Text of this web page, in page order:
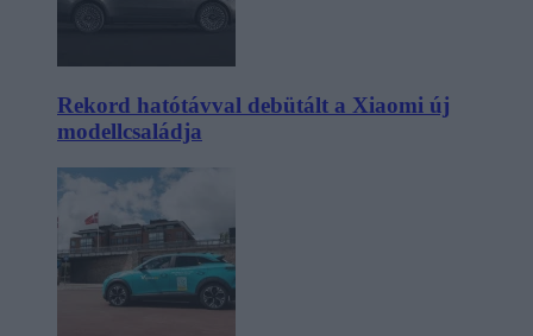
Rekord hatótávval debütált a Xiaomi új
modellcsaládja